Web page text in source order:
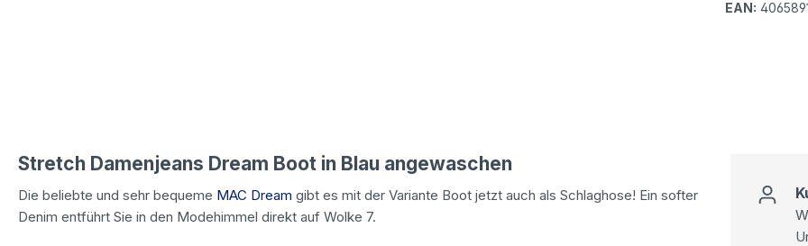
EAN:
Stretch Damenjeans Dream Boot in Blau angewaschen
Die beliebte und sehr bequeme MAC Dream gibt es mit der Variante Boot jetzt auch als Schlaghose! Ein softer
Denim entführt Sie in den Modehimmel direkt auf Wolke 7.